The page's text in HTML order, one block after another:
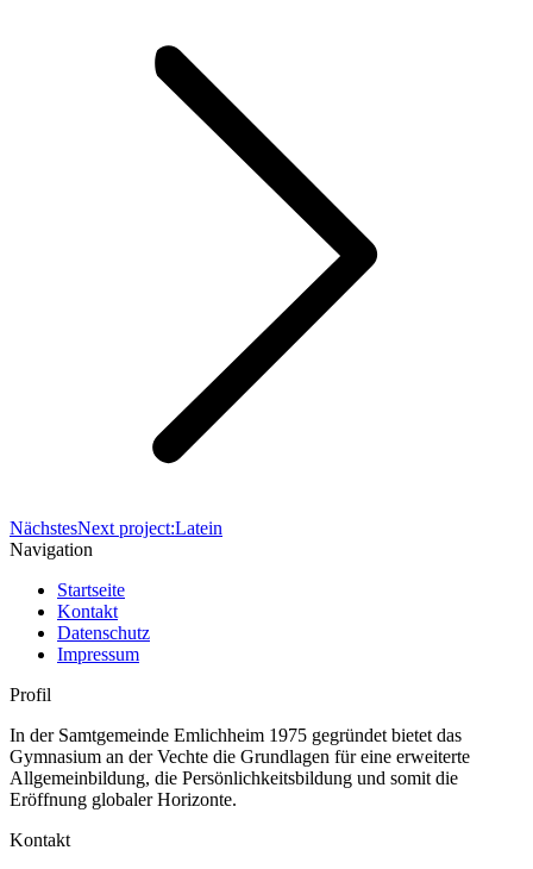
NächstesNext project:Latein
Navigation
Startseite
Kontakt
Datenschutz
Impressum
Profil
In der Samtgemeinde Emlichheim 1975 gegründet bietet das
Gymnasium an der Vechte die Grundlagen für eine erweiterte
Allgemeinbildung, die Persönlichkeitsbildung und somit die
Eröffnung globaler Horizonte.
Kontakt